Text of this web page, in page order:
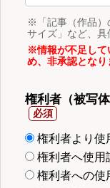
※「記事（作品）
サイズ」など、具
※情報が不足して
め、非承認となり
権利者（被写
権利者より使
権利者へ使用
権利者への使